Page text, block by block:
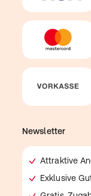
Newsletter
Attraktive
Exklusive